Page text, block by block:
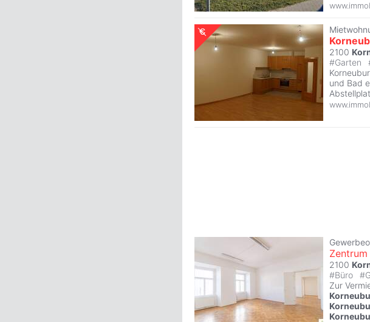
2100
#Garten
und Bad
Zentrum
2100
#Büro #
Zur